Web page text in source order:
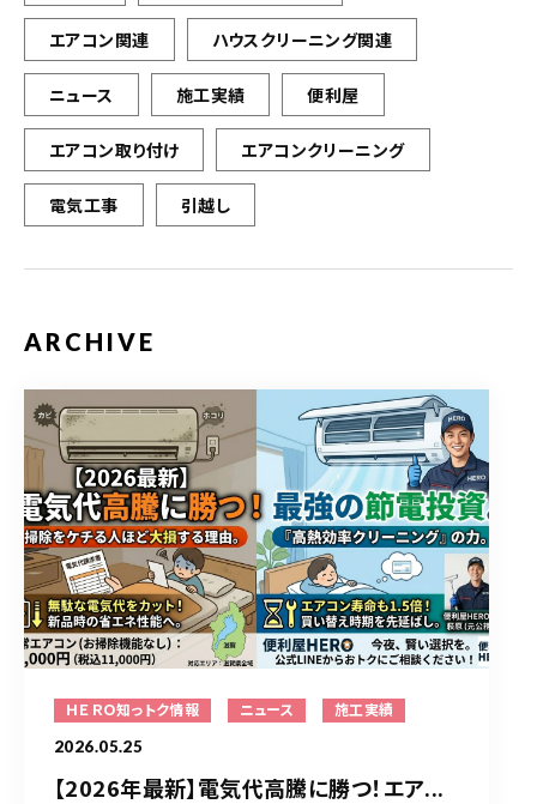
エアコン関連 ハウスクリーニング関連
ニュース 施工実績 便利屋
エアコン取り付け エアコンクリーニング
電気工事 引越し
ARCHIVE
ＨＥＲＯ知っトク情報 ニュース 施工実績
2026.05.25
【2026年最新】電気代高騰に勝つ！エア...